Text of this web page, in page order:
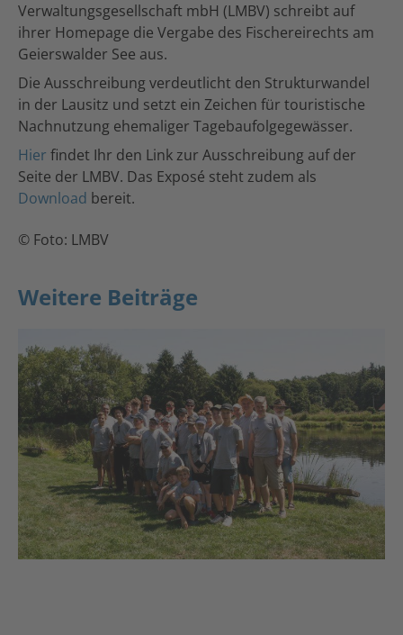
Verwaltungsgesellschaft mbH (LMBV) schreibt auf
ihrer Homepage die Vergabe des Fischereirechts am
Geierswalder See aus.
Die Ausschreibung verdeutlicht den Strukturwandel
in der Lausitz und setzt ein Zeichen für touristische
Nachnutzung ehemaliger Tagebaufolgegewässer.
Hier findet Ihr den Link zur Ausschreibung auf der
Seite der LMBV. Das Exposé steht zudem als
Download bereit.
© Foto: LMBV
Weitere Beiträge